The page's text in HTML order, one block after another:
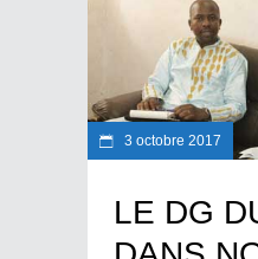
3 octobre 2017
LE DG